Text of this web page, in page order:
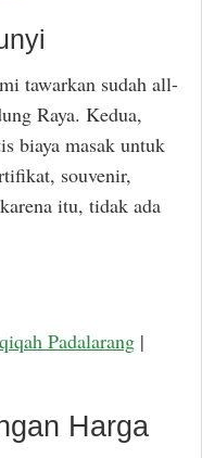
tawarkan sudah all-
Raya. Kedua,
biaya masak untuk
souvenir,
itu, tidak ada
Padalarang |
Harga